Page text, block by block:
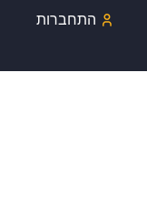
התחברות